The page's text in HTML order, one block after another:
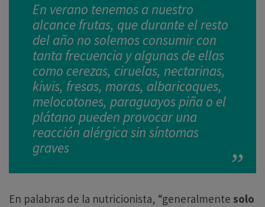
En verano tenemos a nuestro
alcance frutas, que durante el resto
del año no solemos consumir con
tanta frecuencia y algunas de ellas
como cerezas, ciruelas, nectarinas,
kiwis, fresas, moras, albaricoques,
melocotones, paraguayos piña o el
plátano pueden provocar una
reacción alérgica sin síntomas
graves
En palabras de la nutricionista, “generalmente solo